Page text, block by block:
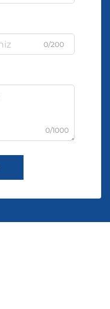
0/200
0/1000